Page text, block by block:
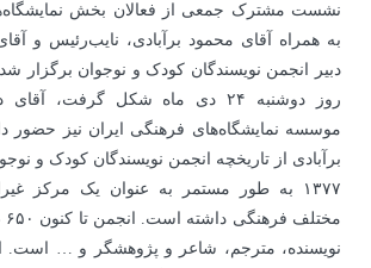
نشست مشترک جمعی از فعالان بخش
به همراه آقای محمود برآبادی، نایب‌رئیس و
دبیر انجمن نویسندگان کودک و نوجوان برگزار
روز دوشنبه ۲۴ دی ماه شکل گرفت،
موسسه نمایشگاه‌های فرهنگی ایران نیز حضور
برآبادی از تاریخچه انجمن نویسندگان کودک و
۱۳۷۷ به طور مستمر به عنوان یک مرکز
نویسنده، مترجم، شاعر و پژوهشگر و … است.